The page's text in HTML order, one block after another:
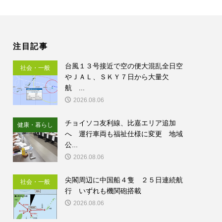
注目記事
社会・一般
台風１３号接近で空の便大混乱全日空
やＪＡＬ、ＳＫＹ７日から大量欠
航 ...
2026.08.06
健康・暮らし
チョイソコ友利線、比嘉エリア追加
へ 運行車両も福祉仕様に変更 地域
公...
2026.08.06
社会・一般
尖閣周辺に中国船４隻 ２５日連続航
行 いずれも機関砲搭載
2026.08.06